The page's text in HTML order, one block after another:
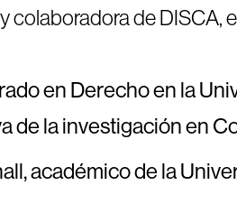
colaboradora de DISCA,
en Derecho en la
de la investigación en
académico de la